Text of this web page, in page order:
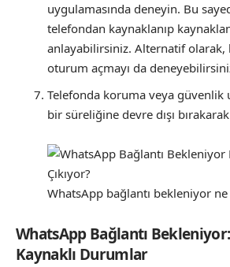
uygulamasında deneyin. Bu
telefondan kaynaklanıp
anlayabilirsiniz. Alternatif olarak,
oturum açmayı da
Telefonda koruma veya güvenlik
bir süreliğine devre dışı
WhatsApp bağlantı bekleniyor
WhatsApp Bağlantı
Kaynaklı Durumlar